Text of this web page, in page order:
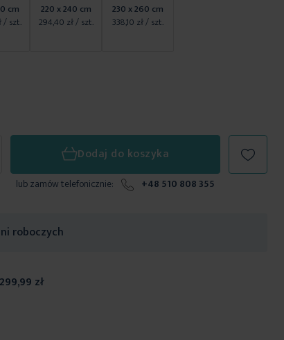
cm
/ szt.
220 x 240 cm
294,40 zł/ szt.
230 x 260 cm
338,10 zł/ szt.
Dodaj do koszyka
lub zamów telefonicznie: +48 510 808 355
roboczych
zł